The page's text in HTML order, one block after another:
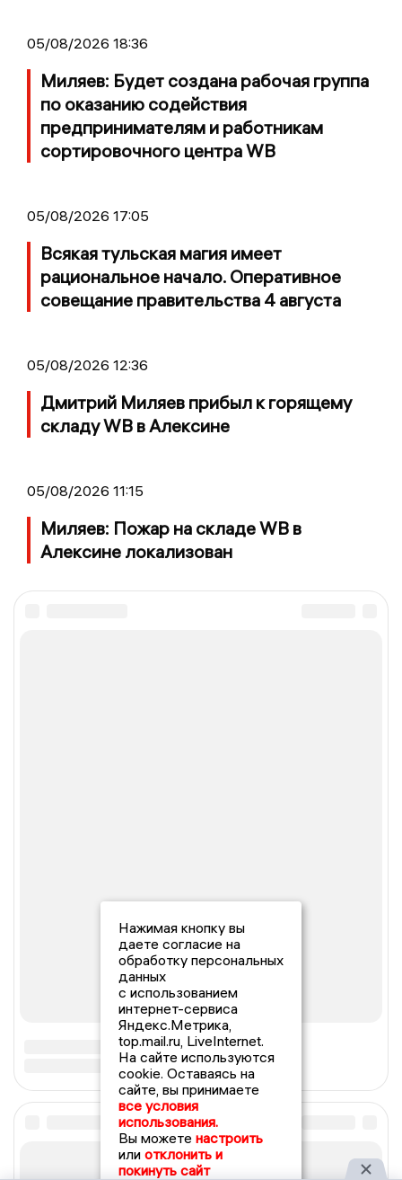
05/08/2026 18:36
Миляев: Будет создана рабочая группа
по оказанию содействия
предпринимателям и работникам
сортировочного центра WB
05/08/2026 17:05
Всякая тульская магия имеет
рациональное начало. Оперативное
совещание правительства 4 августа
05/08/2026 12:36
Дмитрий Миляев прибыл к горящему
складу WB в Алексине
05/08/2026 11:15
Миляев: Пожар на складе WB в
Алексине локализован
Нажимая кнопку вы
даете согласие на
обработку персональных
данных
с использованием
интернет-сервиса
Яндекс.Метрика,
top.mail.ru, LiveInternet.
На сайте используются
cookie. Оставаясь на
сайте, вы принимаете
все условия
использования.
Вы можете настроить
или отклонить и
покинуть сайт